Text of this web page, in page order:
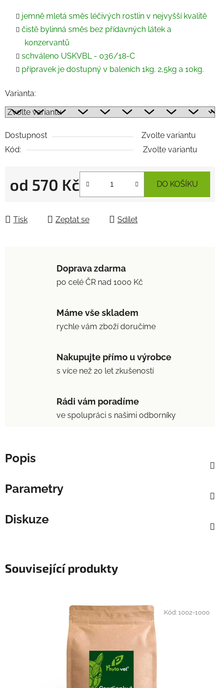
jemně mletá směs léčivých rostlin v nejvyšší kvalitě
čistě bylinná směs bez přídavných látek a
konzervantů
schváleno USKVBL - 036/18-C
přípravek je dostupný v baleních 1kg. 2,5kg a 10kg.
Varianta:
Dostupnost
Zvolte variantu
Kód:
Zvolte variantu
od 570 Kč DO KOŠÍKU
Tisk Zeptat se Sdílet
Doprava zdarma
po celé ČR nad 1000 Kč
Máme vše skladem
rychle vám zboží doručíme
Nakupujte přímo u výrobce
s více než 20 let zkušeností
Rádi vám poradíme
ve spolupráci s našimi odborníky
Popis
Parametry
Diskuze
Související produkty
Kód:1002-1000